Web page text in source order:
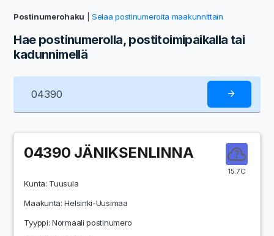
Postinumerohaku |Selaa postinumeroita maakunnittain
Hae postinumerolla, postitoimipaikalla tai
kadunnimellä
15.7C
04390 JÄNIKSENLINNA
Kunta: Tuusula
Maakunta:Helsinki-Uusimaa
Tyyppi: Normaali postinumero